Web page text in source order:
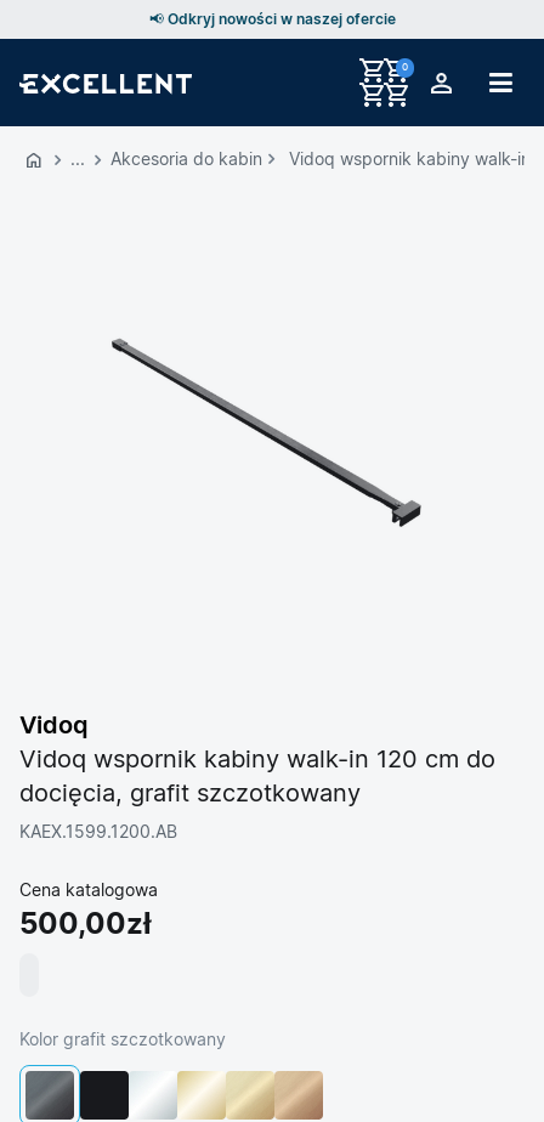
WYSZUKIWARKI
📢 Odkryj nowości w naszej ofercie
0
Akcesoria do kabin Vidoq wspornik kabiny walk-in
Vidoq
Vidoq wspornik kabiny walk-in 120 cm do
docięcia, grafit szczotkowany
KAEX.1599.1200.AB
Cena katalogowa
500,00zł
Kolor grafit szczotkowany